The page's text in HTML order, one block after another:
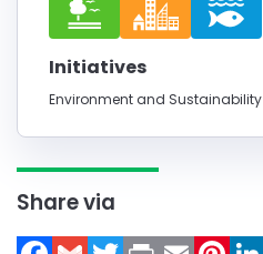
Initiatives
Environment and Sustainability
Share via